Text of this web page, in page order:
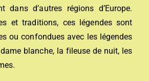
dans d’autres régions d’Europe.
et traditions, ces légendes sont
ou confondues avec les légendes
dame blanche, la fileuse de nuit, les